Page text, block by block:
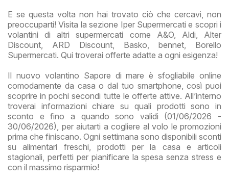
E se questa volta non hai trovato ciò che cercavi, non
preoccuparti! Visita la sezione Iper Supermercati e scopri i
volantini di altri supermercati come A&O, Aldi, Alter
Discount, ARD Discount, Basko, bennet, Borello
Supermercati. Qui troverai offerte adatte a ogni esigenza!
Il nuovo volantino Sapore di mare è sfogliabile online
comodamente da casa o dal tuo smartphone, così puoi
scoprire in pochi secondi tutte le offerte attive. All’interno
troverai informazioni chiare su quali prodotti sono in
sconto e fino a quando sono validi (01/06/2026 -
30/06/2026), per aiutarti a cogliere al volo le promozioni
prima che finiscano. Ogni settimana sono disponibili sconti
su alimentari freschi, prodotti per la casa e articoli
stagionali, perfetti per pianificare la spesa senza stress e
con il massimo risparmio!